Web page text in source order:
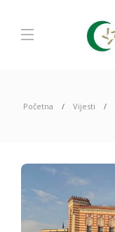
Početna Vijesti